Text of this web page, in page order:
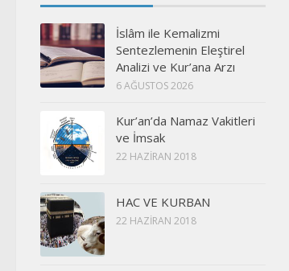
İslâm ile Kemalizmi
Sentezlemenin Eleştirel
Analizi ve Kur’ana Arzı
6 AĞUSTOS 2026
Kur’an’da Namaz Vakitleri
ve İmsak
22 HAZIRAN 2018
HAC VE KURBAN
22 HAZIRAN 2018